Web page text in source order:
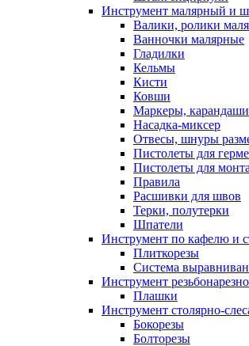
Инструмент малярный и
Валики, ролики
Ванночки малярные
Гладилки
Кельмы
Кисти
Ковши
Маркеры, карандаши
Насадка-миксер
Отвесы, шнуры
Пистолеты для
Пистолеты для
Правила
Расшивки для швов
Терки, полутерки
Шпатели
Инструмент по кафелю и
Плиткорезы
Система
Инструмент
Плашки
Инструмент столярно-
Бокорезы
Болторезы